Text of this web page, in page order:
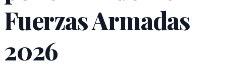
Fuerzas Armadas
2026